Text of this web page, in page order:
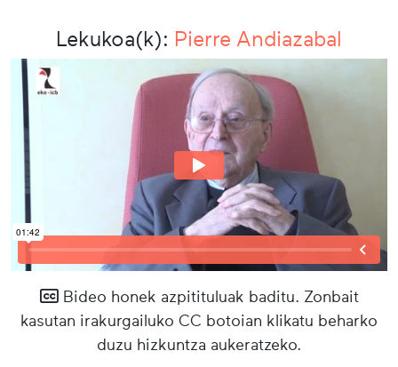
Lekukoa(k): Pierre Andiazabal
Bideo honek azpitituluak baditu. Zonbait
kasutan irakurgailuko CC botoian klikatu beharko
duzu hizkuntza aukeratzeko.